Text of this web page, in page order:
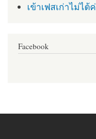
เข้าเฟสเก่าไม่ได้
Facebook